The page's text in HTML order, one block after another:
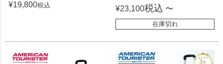
¥19,800税込 ¥23,100税込 〜
在庫切れ